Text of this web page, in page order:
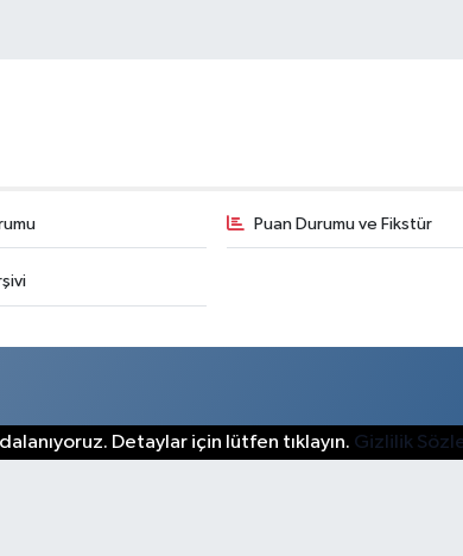
Puan Durumu ve Fikstür
Detaylar için lütfen tıklayın. Gizlilik